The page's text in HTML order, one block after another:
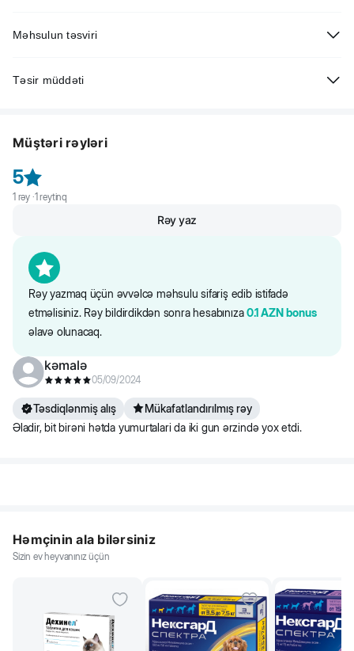
Məhsulun təsviri
helmintlərə qarşı damcı. İtlər üçün kombinasiyalı antiparazitik bir
və profilaktikası üçün, həmçinin dirofariozun kompleks terapiyasında
7 həftəlik yaşdan tətbiq edilir.
Təsir müddəti
Müştəri rəyləri
5
1 rəy ·1 reytinq
Rəy yazmaq üçün əvvəlcə məhsulu sifariş edib istifadə
etməlisiniz. Rəy bildirdikdən sonra hesabınıza0.1 AZN bonus
əlavə olunacaq.
Rəy yaz
kəmalə
05/09/2024
Təsdiqlənmiş alış
Mükafatlandırılmış rəy
Əladir, bit birəni hətda yumurtalari da iki gun ərzində yox etdi.
Həmçinin ala bilərsiniz
Sizin ev heyvanınız üçün